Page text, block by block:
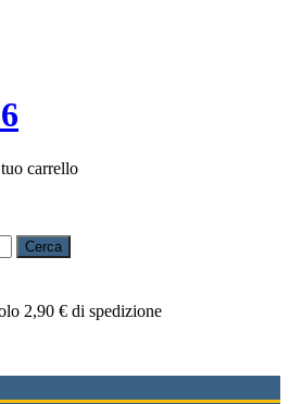
carrello
Cerca
2,90 € di spedizione